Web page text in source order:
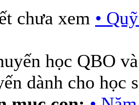
•
học QBO
dành cho học